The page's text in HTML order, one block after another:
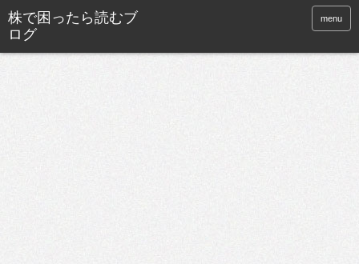
株で困ったら読むブ
ログ
menu